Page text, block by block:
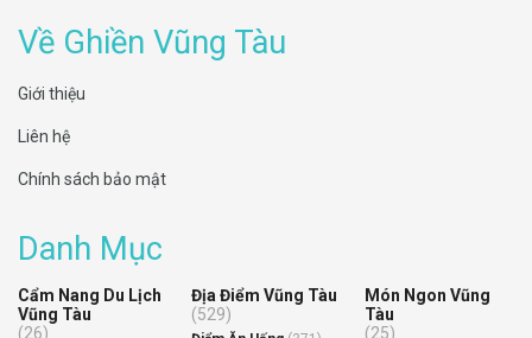
Về Ghiền Vũng Tàu
Giới thiệu
Liên hệ
Chính sách bảo mật
Danh Mục
Cẩm Nang Du Lịch
Vũng Tàu
(26)
Địa Điểm Vũng Tàu
(529)
Món Ngon Vũng
Tàu
(25)